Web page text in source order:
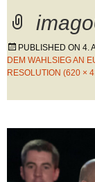
PUBLISHED ON 4.
DEM WAHLSIEG AN
RESOLUTION (620 ×